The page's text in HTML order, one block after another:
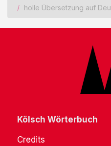
holle Übersetzung auf
Kölsch Wörterbuch
Credits